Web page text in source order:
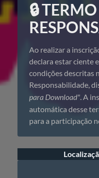
🔒
Ao realizar a
declara estar ciente
condições descritas
Responsabilidade,
para Download". A
automática desse
para a participação